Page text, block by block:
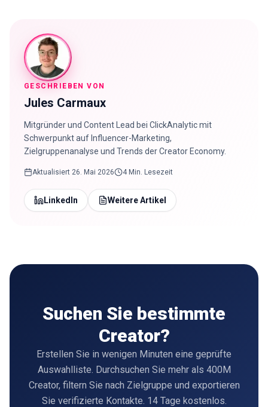
GESCHRIEBEN VON
Jules Carmaux
Mitgründer und Content Lead bei ClickAnalytic mit
Schwerpunkt auf Influencer-Marketing,
Zielgruppenanalyse und Trends der Creator Economy.
Aktualisiert 26. Mai 2026 4 Min. Lesezeit
LinkedIn Weitere Artikel
Suchen Sie bestimmte
Creator?
Erstellen Sie in wenigen Minuten eine geprüfte
Auswahlliste. Durchsuchen Sie mehr als 400M
Creator, filtern Sie nach Zielgruppe und exportieren
Sie verifizierte Kontakte. 14 Tage kostenlos.